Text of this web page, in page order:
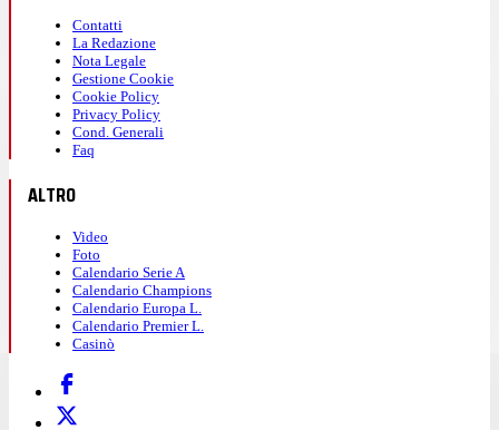
Contatti
La Redazione
Nota Legale
Gestione Cookie
Cookie Policy
Privacy Policy
Cond. Generali
Faq
ALTRO
Video
Foto
Calendario Serie A
Calendario Champions
Calendario Europa L.
Calendario Premier L.
Casinò